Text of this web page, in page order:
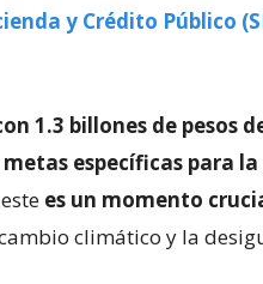
y Crédito Público
1.3 billones de pesos
específicas para
es un momento
climático y la